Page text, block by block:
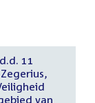
11
van